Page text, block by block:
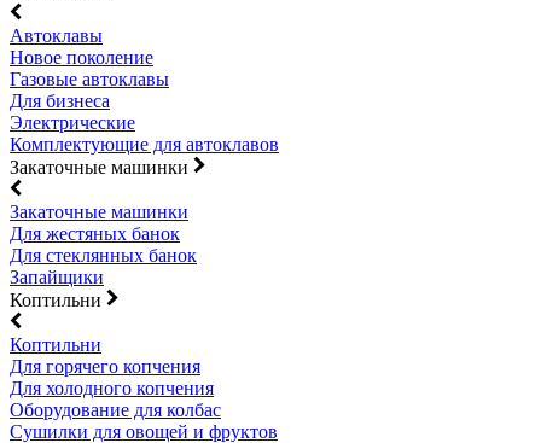
Автоклавы
Новое поколение
Газовые автоклавы
Для бизнеса
Электрические
Комплектующие для автоклавов
Закаточные машинки
Закаточные машинки
Для жестяных банок
Для стеклянных банок
Запайщики
Коптильни
Коптильни
Для горячего копчения
Для холодного копчения
Оборудование для колбас
Сушилки для овощей и фруктов